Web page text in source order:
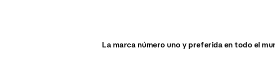
La marca número uno y preferida en todo el